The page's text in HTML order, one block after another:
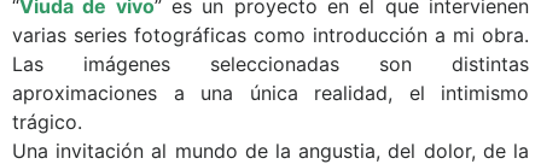
“Viuda de vivo” es un proyecto en el que intervienen
varias series fotográficas como introducción a mi obra.
Las imágenes seleccionadas son distintas
aproximaciones a una única realidad, el intimismo
trágico.
Una invitación al mundo de la angustia, del dolor, de la